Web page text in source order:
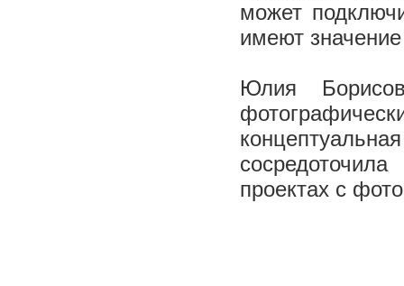
может
имеют
Юлия
проектах с